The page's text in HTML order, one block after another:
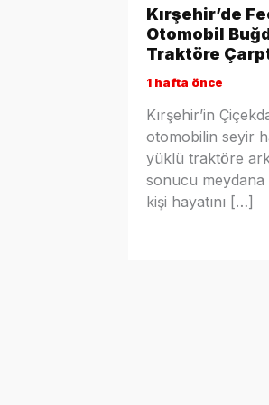
Kırşehir’de
Otomobil
Traktöre
1 hafta önce
Kırşehir’in
otomobilin seyir
yüklü traktöre
sonucu meydana
kişi hayatını […]